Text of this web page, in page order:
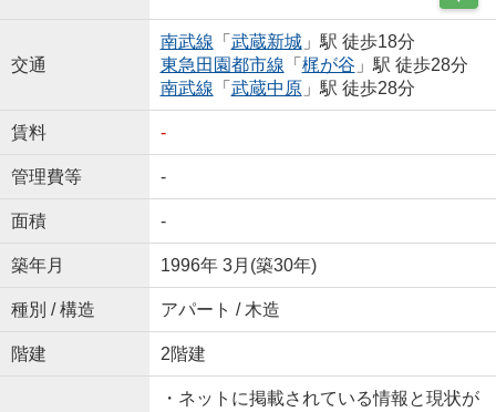
交通
南武線 「 武蔵新城」駅 徒歩18分
東急田園都市線 「 梶が谷 」駅 徒歩28分
南武線 「 武蔵中原」駅 徒歩28分
賃料 -
管理費等 -
面積 -
築年月 1996年 3月(築30年)
種別 / 構造 アパート / 木造
階建 2階建
・ネットに掲載されている情報と現状が